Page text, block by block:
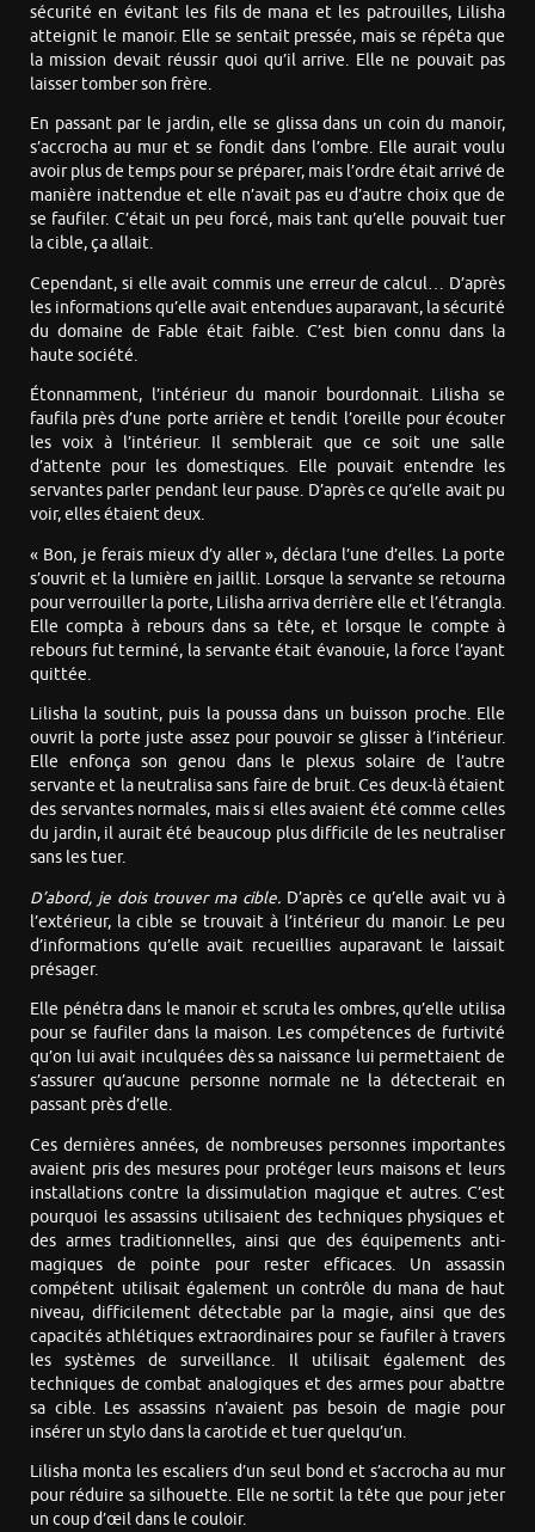
sécurité en évitant les fils de mana et les patrouilles, Lilisha
atteignit le manoir. Elle se sentait pressée, mais se répéta que
la mission devait réussir quoi qu’il arrive. Elle ne pouvait pas
laisser tomber son frère.
En passant par le jardin, elle se glissa dans un coin du manoir,
s’accrocha au mur et se fondit dans l’ombre. Elle aurait voulu
avoir plus de temps pour se préparer, mais l’ordre était arrivé de
manière inattendue et elle n’avait pas eu d’autre choix que de
se faufiler. C’était un peu forcé, mais tant qu’elle pouvait tuer
la cible, ça allait.
Cependant, si elle avait commis une erreur de calcul… D’après
les informations qu’elle avait entendues auparavant, la sécurité
du domaine de Fable était faible. C’est bien connu dans la
haute société.
Étonnamment, l’intérieur du manoir bourdonnait. Lilisha se
faufila près d’une porte arrière et tendit l’oreille pour écouter
les voix à l’intérieur. Il semblerait que ce soit une salle
d’attente pour les domestiques. Elle pouvait entendre les
servantes parler pendant leur pause. D’après ce qu’elle avait pu
voir, elles étaient deux.
« Bon, je ferais mieux d’y aller », déclara l’une d’elles. La porte
s’ouvrit et la lumière en jaillit. Lorsque la servante se retourna
pour verrouiller la porte, Lilisha arriva derrière elle et l’étrangla.
Elle compta à rebours dans sa tête, et lorsque le compte à
rebours fut terminé, la servante était évanouie, la force l’ayant
quittée.
Lilisha la soutint, puis la poussa dans un buisson proche. Elle
ouvrit la porte juste assez pour pouvoir se glisser à l’intérieur.
Elle enfonça son genou dans le plexus solaire de l’autre
servante et la neutralisa sans faire de bruit. Ces deux-là étaient
des servantes normales, mais si elles avaient été comme celles
du jardin, il aurait été beaucoup plus difficile de les neutraliser
sans les tuer.
D’abord, je dois trouver ma cible. D’après ce qu’elle avait vu à
l’extérieur, la cible se trouvait à l’intérieur du manoir. Le peu
d’informations qu’elle avait recueillies auparavant le laissait
présager.
Elle pénétra dans le manoir et scruta les ombres, qu’elle utilisa
pour se faufiler dans la maison. Les compétences de furtivité
qu’on lui avait inculquées dès sa naissance lui permettaient de
s’assurer qu’aucune personne normale ne la détecterait en
passant près d’elle.
Ces dernières années, de nombreuses personnes importantes
avaient pris des mesures pour protéger leurs maisons et leurs
installations contre la dissimulation magique et autres. C’est
pourquoi les assassins utilisaient des techniques physiques et
des armes traditionnelles, ainsi que des équipements anti-
magiques de pointe pour rester efficaces. Un assassin
compétent utilisait également un contrôle du mana de haut
niveau, difficilement détectable par la magie, ainsi que des
capacités athlétiques extraordinaires pour se faufiler à travers
les systèmes de surveillance. Il utilisait également des
techniques de combat analogiques et des armes pour abattre
sa cible. Les assassins n’avaient pas besoin de magie pour
insérer un stylo dans la carotide et tuer quelqu’un.
Lilisha monta les escaliers d’un seul bond et s’accrocha au mur
pour réduire sa silhouette. Elle ne sortit la tête que pour jeter
un coup d’œil dans le couloir.